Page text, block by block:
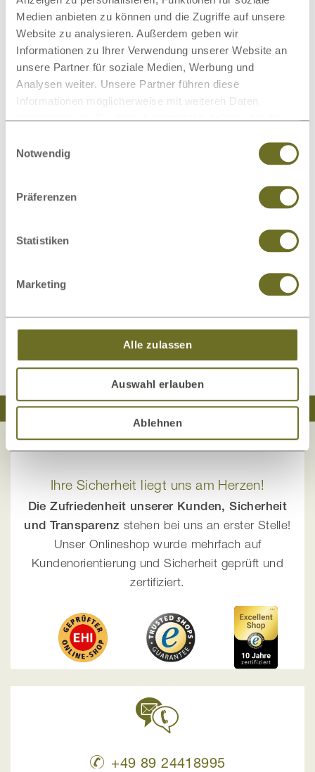
Medien anbieten zu können und die Zugriffe auf unsere
Website zu analysieren. Außerdem geben wir
Informationen zu Ihrer Verwendung unserer Website an
unsere Partner für soziale Medien, Werbung und
Analysen weiter. Unsere Partner führen diese
Informationen möglicherweise mit weiteren Daten
zusammen, die Sie ihnen bereitgestellt haben oder die
haben.
Notwendig
Präferenzen
Statistiken
Marketing
Alle zulassen
Auswahl erlauben
Ablehnen
Matratzenschoner Wollteppiche
Dieses Produkt bewerten
Schreiben Sie Ihre Meinung zu diesem Artikel:
Kundenrezension verfassen
Traumhaft schlafen Natürlich wohnen
Ihre Sicherheit liegt uns am Herzen!
Die Zufriedenheit unserer Kunden, Sicherheit
und Transparenz stehen bei uns an erster Stelle!
Unser Onlineshop wurde mehrfach auf
Kundenorientierung und Sicherheit geprüft und
zertifiziert.
+49 89 24418995